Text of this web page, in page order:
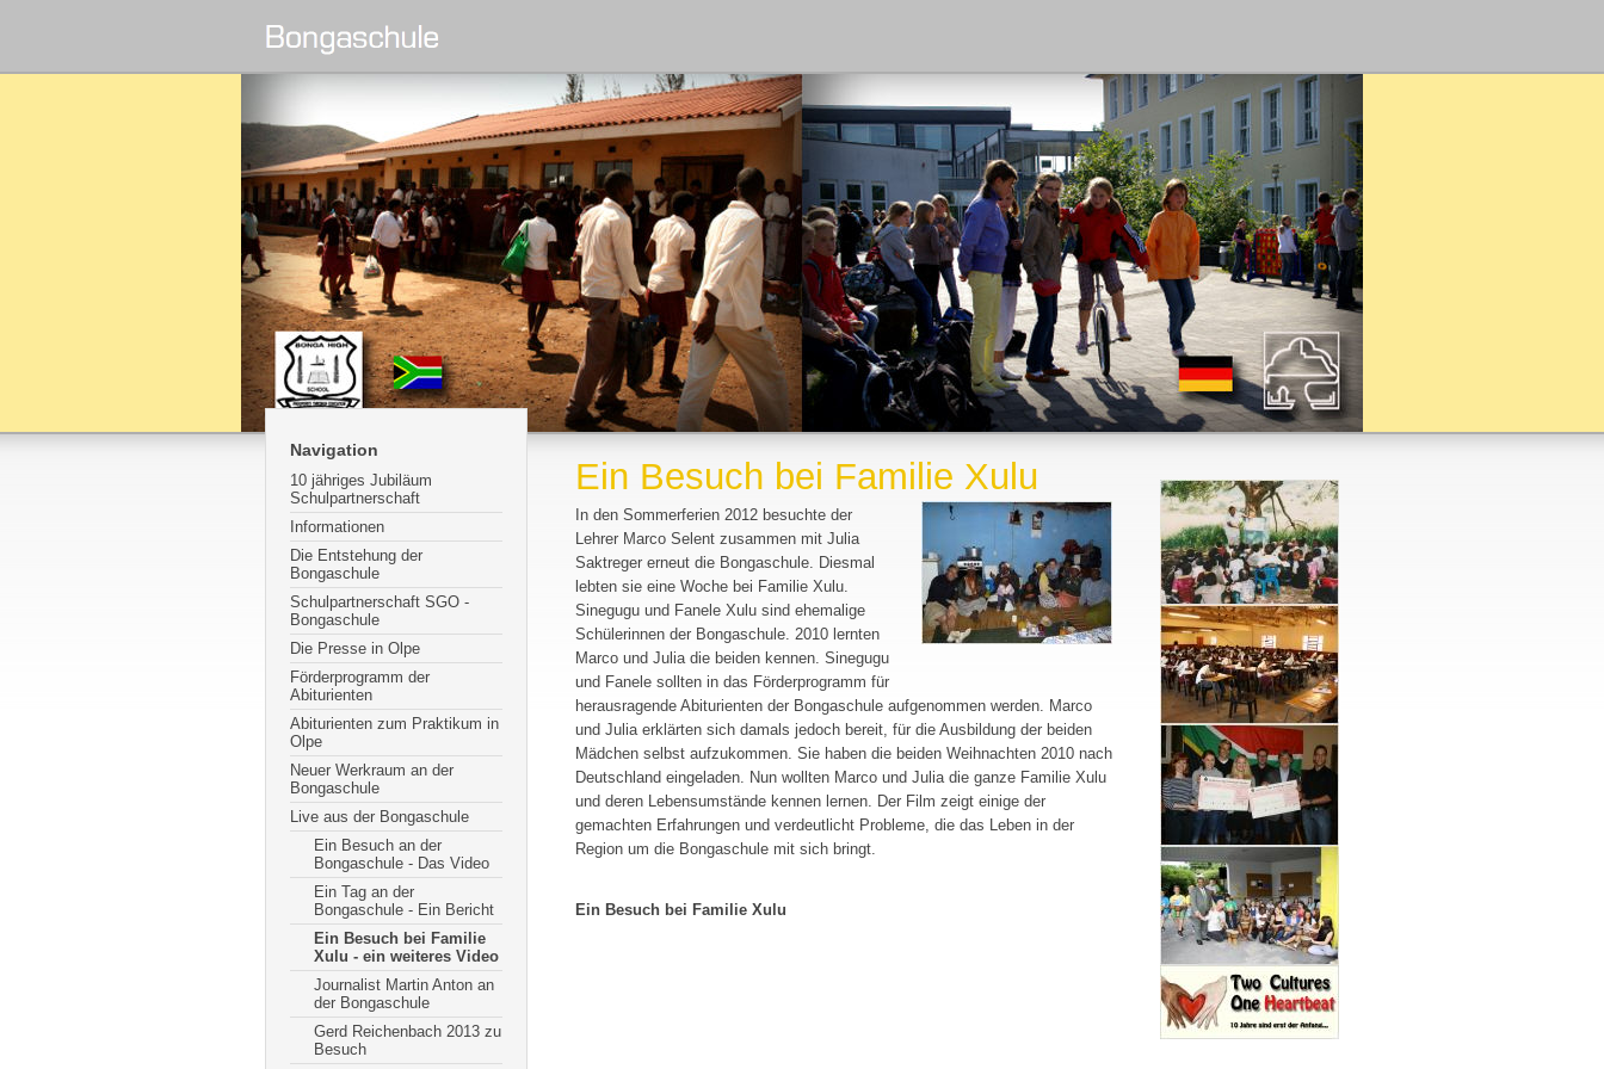
Navigation
10 jähriges Jubiläum
Schulpartnerschaft
Informationen
Die Entstehung der
Bongaschule
Schulpartnerschaft SGO -
Bongaschule
Die Presse in Olpe
Förderprogramm der
Abiturienten
Abiturienten zum Praktikum in
Olpe
Neuer Werkraum an der
Bongaschule
Live aus der Bongaschule
Ein Besuch an der
Bongaschule - Das Video
Ein Tag an der
Bongaschule - Ein Bericht
Ein Besuch bei Familie
Xulu - ein weiteres Video
Journalist Martin Anton an
der Bongaschule
Gerd Reichenbach 2013 zu
Besuch
Ein Besuch bei Familie Xulu
In den Sommerferien 2012 besuchte der
Lehrer Marco Selent zusammen mit Julia
Saktreger erneut die Bongaschule. Diesmal
lebten sie eine Woche bei Familie Xulu.
Sinegugu und Fanele Xulu sind ehemalige
Schülerinnen der Bongaschule. 2010 lernten
Marco und Julia die beiden kennen. Sinegugu
und Fanele sollten in das Förderprogramm für
herausragende Abiturienten der Bongaschule aufgenommen werden. Marco
und Julia erklärten sich damals jedoch bereit, für die Ausbildung der beiden
Mädchen selbst aufzukommen. Sie haben die beiden Weihnachten 2010 nach
Deutschland eingeladen. Nun wollten Marco und Julia die ganze Familie Xulu
und deren Lebensumstände kennen lernen. Der Film zeigt einige der
gemachten Erfahrungen und verdeutlicht Probleme, die das Leben in der
Region um die Bongaschule mit sich bringt.
Ein Besuch bei Familie Xulu